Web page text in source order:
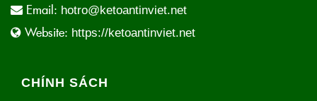
Email: hotro@ketoantinviet.net
Website: https://ketoantinviet.net
CHÍNH SÁCH